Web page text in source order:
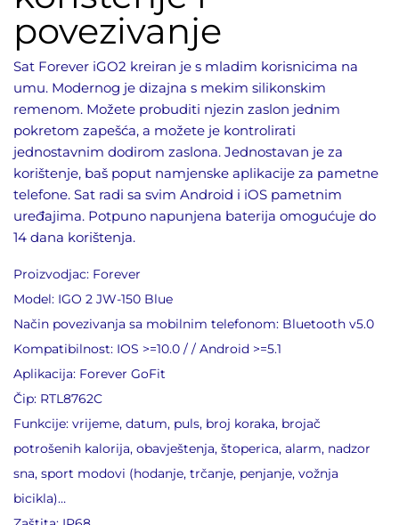
povezivanje
Sat Forever iGO2 kreiran je s mladim korisnicima na
umu. Modernog je dizajna s mekim silikonskim
remenom. Možete probuditi njezin zaslon jednim
pokretom zapešća, a možete je kontrolirati
jednostavnim dodirom zaslona. Jednostavan je za
korištenje, baš poput namjenske aplikacije za pametne
telefone. Sat radi sa svim Android i iOS pametnim
uređajima. Potpuno napunjena baterija omogućuje do
14 dana korištenja.
Proizvodjac: Forever
Model: IGO 2 JW-150 Blue
Način povezivanja sa mobilnim telefonom: Bluetooth v5.0
Kompatibilnost: IOS >=10.0 / / Android >=5.1
Aplikacija: Forever GoFit
Čip: RTL8762C
Funkcije: vrijeme, datum, puls, broj koraka, brojač
potrošenih kalorija, obavještenja, štoperica, alarm, nadzor
sna, sport modovi (hodanje, trčanje, penjanje, vožnja
bicikla)…